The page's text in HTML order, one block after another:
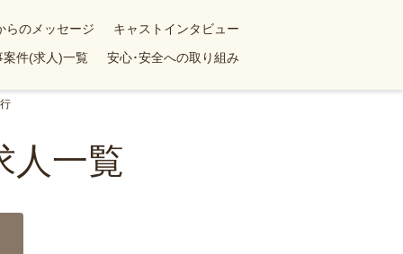
らのメッセージ
キャストインタビュー
案件(求人)一覧
安心･安全への取り組み
人一覧